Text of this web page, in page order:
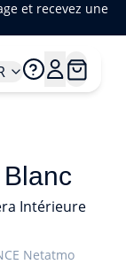
et recevez une
Intérieure
Netatmo